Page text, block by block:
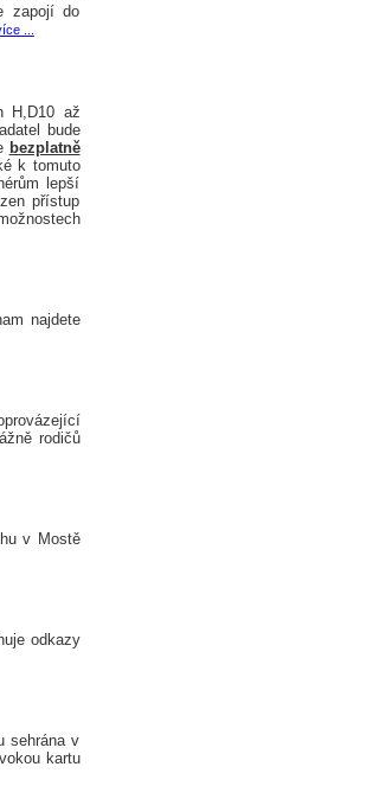
zapojí do
...
H,D10 až
bude
bezplatně
k tomuto
lepší
přístup
najdete
rodičů
v Mostě
odkazy
sehrána v
kartu